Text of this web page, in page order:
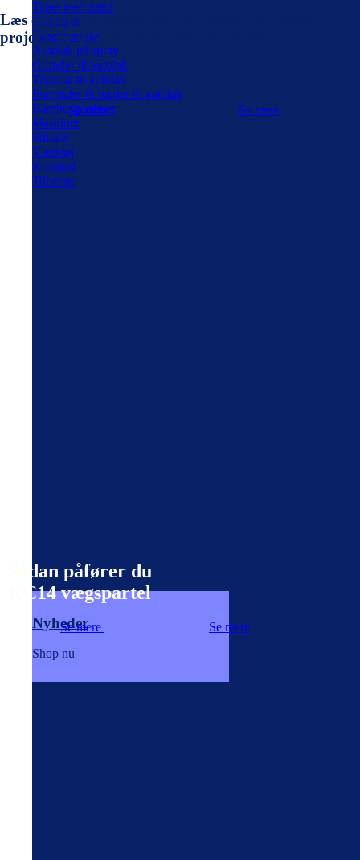
Tapet med natur
Fototapet
Tapet værktøj
Autolak på spray
Grunder til autolak
Topcoat til autolak
Fortynder & hæder til autolak
Bambusgardiner
Maskiner
Stillads
Værktøj
Koskind
Tilbehør
Nyheder
Shop nu
Læs og lær om nyttige tips og tricks til dit næste
projekt, og skab en finish, der imponerer.
Se mere Se mere
Sådan påfører du
KC14 vægspartel
Se mere Se mere